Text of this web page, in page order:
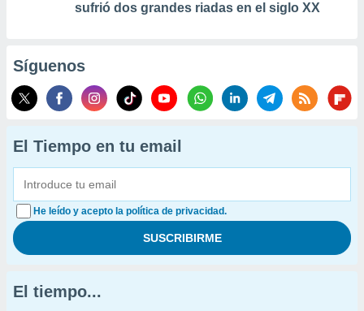
sufrió dos grandes riadas en el siglo XX
Síguenos
El Tiempo en tu email
He leído y acepto la política de privacidad.
El tiempo...